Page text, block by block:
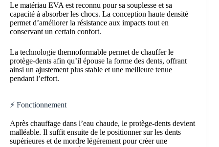
Le matériau EVA est reconnu pour sa souplesse et sa
capacité à absorber les chocs. La conception haute densité
permet d’améliorer la résistance aux impacts tout en
conservant un certain confort.
La technologie thermoformable permet de chauffer le
protège-dents afin qu’il épouse la forme des dents, offrant
ainsi un ajustement plus stable et une meilleure tenue
pendant l’effort.
⚡ Fonctionnement
Après chauffage dans l’eau chaude, le protège-dents devient
malléable. Il suffit ensuite de le positionner sur les dents
supérieures et de mordre légèrement pour créer une